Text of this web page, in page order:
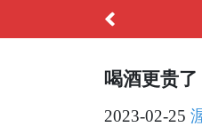
喝酒更贵
2023-02-25